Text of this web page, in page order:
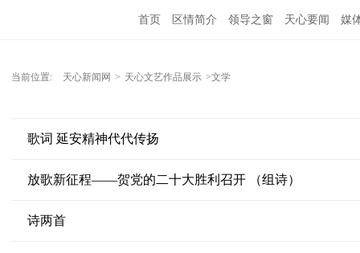
首页 区情简介 领导之窗 天心要闻 媒
当前位置: 天心新闻网 > 天心文艺作品展示 >文学
歌词 延安精神代代传扬
放歌新征程——贺党的二十大胜利召开 （组诗）
诗两首